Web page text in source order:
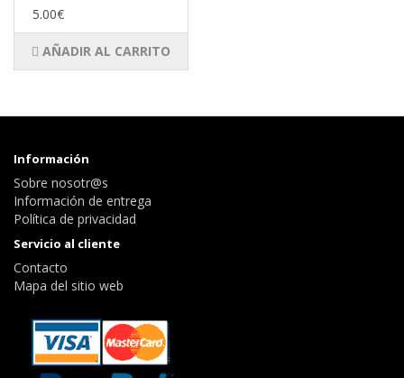
5.00€
AÑADIR AL CARRITO
Información
Sobre nosotr@s
Información de entrega
Política de privacidad
Servicio al cliente
Contacto
Mapa del sitio web